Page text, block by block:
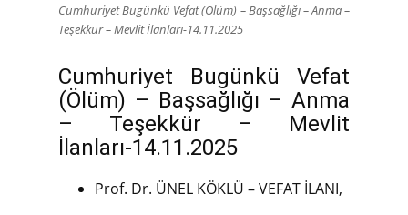
Cumhuriyet Bugünkü Vefat (Ölüm) – Başsağlığı – Anma –
Teşekkür – Mevlit İlanları-14.11.2025
Cumhuriyet Bugünkü Vefat
(Ölüm) – Başsağlığı – Anma
– Teşekkür – Mevlit
İlanları-14.11.2025
Prof. Dr. ÜNEL KÖKLÜ – VEFAT İLANI,